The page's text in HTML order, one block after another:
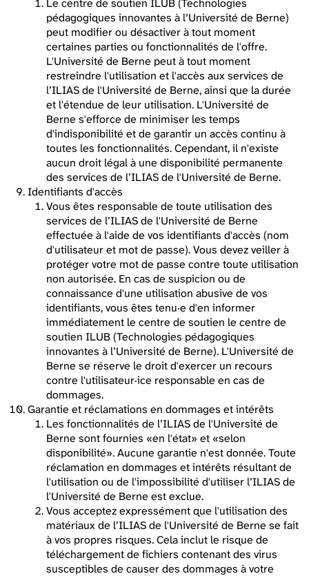
Le centre de soutien ILUB (Technologies
pédagogiques innovantes à l’Université de Berne)
peut modifier ou désactiver à tout moment
certaines parties ou fonctionnalités de l'offre.
L'Université de Berne peut à tout moment
restreindre l'utilisation et l'accès aux services de
l’ILIAS de l'Université de Berne, ainsi que la durée
et l'étendue de leur utilisation. L'Université de
Berne s'efforce de minimiser les temps
d'indisponibilité et de garantir un accès continu à
toutes les fonctionnalités. Cependant, il n'existe
aucun droit légal à une disponibilité permanente
des services de l’ILIAS de l'Université de Berne.
Identifiants d'accès
Vous êtes responsable de toute utilisation des
services de l’ILIAS de l'Université de Berne
effectuée à l'aide de vos identifiants d'accès (nom
d'utilisateur et mot de passe). Vous devez veiller à
protéger votre mot de passe contre toute utilisation
non autorisée. En cas de suspicion ou de
connaissance d'une utilisation abusive de vos
identifiants, vous êtes tenu·e d'en informer
immédiatement le centre de soutien le centre de
soutien ILUB (Technologies pédagogiques
innovantes à l’Université de Berne). L'Université de
Berne se réserve le droit d'exercer un recours
contre l'utilisateur·ice responsable en cas de
dommages.
Garantie et réclamations en dommages et intérêts
Les fonctionnalités de l’ILIAS de l'Université de
Berne sont fournies «en l'état» et «selon
disponibilité». Aucune garantie n'est donnée. Toute
réclamation en dommages et intérêts résultant de
l'utilisation ou de l'impossibilité d'utiliser l’ILIAS de
l'Université de Berne est exclue.
Vous acceptez expressément que l'utilisation des
matériaux de l’ILIAS de l'Université de Berne se fait
à vos propres risques. Cela inclut le risque de
téléchargement de fichiers contenant des virus
susceptibles de causer des dommages à votre